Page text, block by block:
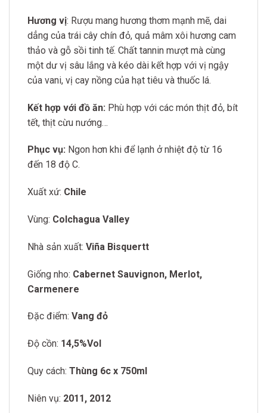
Hương vị: Rượu mang hương thơm mạnh mẽ, dai
dẳng của trái cây chín đỏ, quả mâm xôi hương cam
thảo và gỗ sồi tinh tế. Chất tannin mượt mà cùng
một dư vị sâu lắng và kéo dài kết hợp với vị ngậy
của vani, vị cay nồng của hạt tiêu và thuốc lá.
Kết hợp với đồ ăn: Phù hợp với các món thịt đỏ, bít
tết, thịt cừu nướng…
Phục vụ: Ngon hơn khi để lạnh ở nhiệt độ từ 16
đến 18 độ C.
Xuất xứ: Chile
Vùng: Colchagua Valley
Nhà sản xuất: Viña Bisquertt
Giống nho: Cabernet Sauvignon, Merlot,
Carmenere
Đặc điểm: Vang đỏ
Độ cồn: 14,5%Vol
Quy cách: Thùng 6c x 750ml
Niên vụ: 2011, 2012